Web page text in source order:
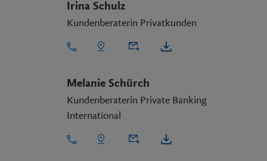
Irina Schulz
Kundenberaterin Privatkunden
Melanie Schürch
Kundenberaterin Private Banking
International